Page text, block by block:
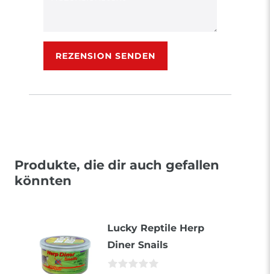
Rezensionstext
REZENSION SENDEN
Produkte, die dir auch gefallen
könnten
Lucky Reptile Herp
Diner Snails